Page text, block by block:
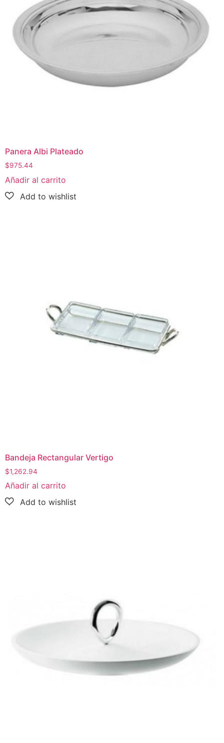
Panera Albi Plateado
$975.44
Añadir al carrito
Bandeja Rectangular Vertigo
$1,262.94
Añadir al carrito